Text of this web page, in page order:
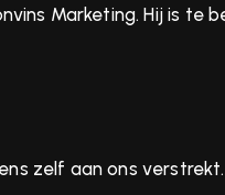
Marketing. Hij is te
zelf aan ons verstrekt.